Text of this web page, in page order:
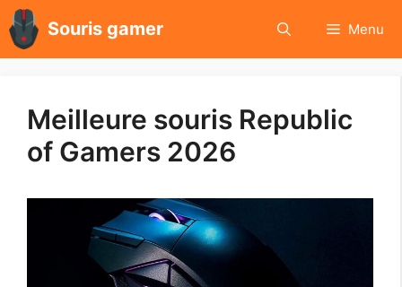
Aller
au
contenu
Souris gamer Menu
Meilleure souris Republic
of Gamers 2026